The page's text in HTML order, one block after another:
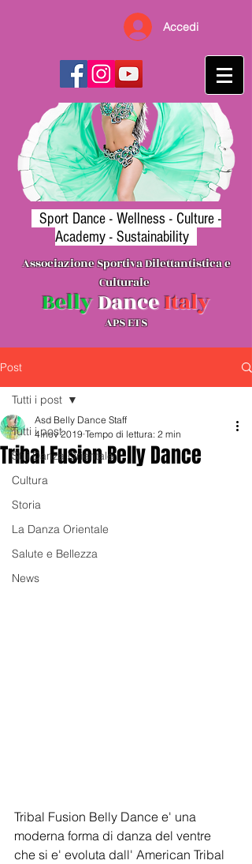
Accedi
Sport Dance - Wellness - Culture -
Academy - Sustainability
Associazione Sportiva Dilettantistica e
Culturale
BellyDanceItaly
APS ETS
Post
Tutti i post
Stili Danza Orientale
Cultura
Storia
La Danza Orientale
Salute e Bellezza
News
Tutti i post
Tribal Fusion Belly Dance
Asd Belly Dance Staff
4 nov 2019 Tempo di lettura: 2 min
Tribal Fusion Belly Dance e' una
moderna forma di danza del ventre
che si e' evoluta dall' American Tribal